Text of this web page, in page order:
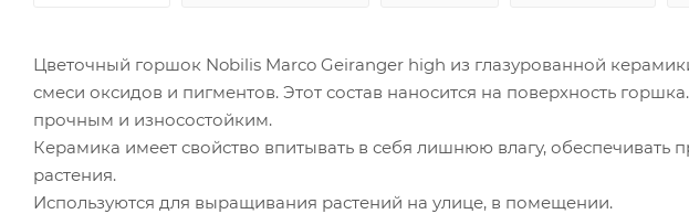
Цветочный горшок Nobilis Marco Geiranger high из глазурованной
смеси оксидов и пигментов. Этот состав наносится на поверхность
прочным и износостойким.
Керамика имеет свойство впитывать в себя лишнюю влагу, обеспечивать
растения.
Используются для выращивания растений на улице, в помещении.